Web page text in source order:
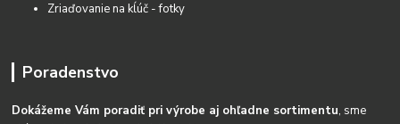
Zriaďovanie na kĺúč - fotky
Poradenstvo
Dokážeme Vám poradiť pri výrobe aj ohľadne sortimentu, sme